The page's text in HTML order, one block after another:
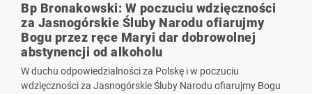
Bp Bronakowski: W poczuciu wdzięczności
za Jasnogórskie Śluby Narodu ofiarujmy
Bogu przez ręce Maryi dar dobrowolnej
abstynencji od alkoholu
W duchu odpowiedzialności za Polskę i w poczuciu
wdzięczności za Jasnogórskie Śluby Narodu ofiarujmy Bogu